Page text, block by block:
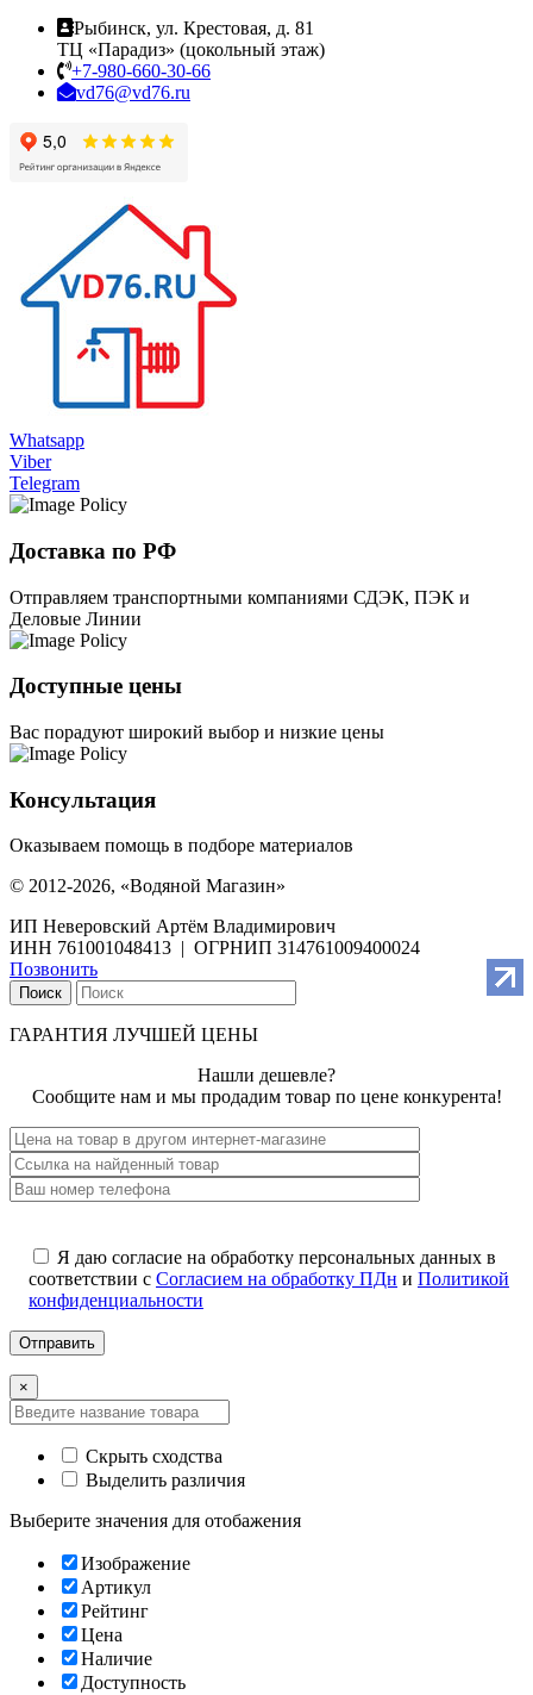
Рыбинск, ул. Крестовая, д. 81
ТЦ «Парадиз» (цокольный этаж)
+7-980-660-30-66
vd76@vd76.ru
Whatsapp
Viber
Telegram
Доставка по РФ
Отправляем транспортными компаниями СДЭК, ПЭК и
Деловые Линии
Доступные цены
Вас порадуют широкий выбор и низкие цены
Консультация
Оказываем помощь в подборе материалов
© 2012-2026, «Водяной Магазин»
ИП Неверовский Артём Владимирович
ИНН 761001048413 | ОГРНИП 314761009400024
Позвонить
Поиск
ГАРАНТИЯ ЛУЧШЕЙ ЦЕНЫ
Нашли дешевле?
Сообщите нам и мы продадим товар по цене конкурента!
Я даю согласие на обработку персональных данных в
соответствии с Согласием на обработку ПДн и Политикой
конфиденциальности
×
Скрыть сходства
Выделить различия
Выберите значения для отобажения
Изображение
Артикул
Рейтинг
Цена
Наличие
Доступность